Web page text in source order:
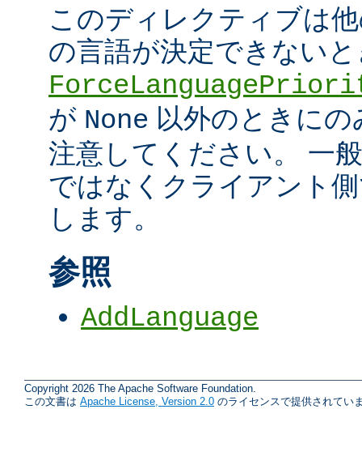
このディレクティブは
の言語が決定できない
が None 以外のときに
注意してください。 一
ではなくクライアント
します。
参照
AddLanguage
Copyright 2026 The Apache Software Foundation.
この文書は Apache License, Version 2.0 のライセンスで提供されてい